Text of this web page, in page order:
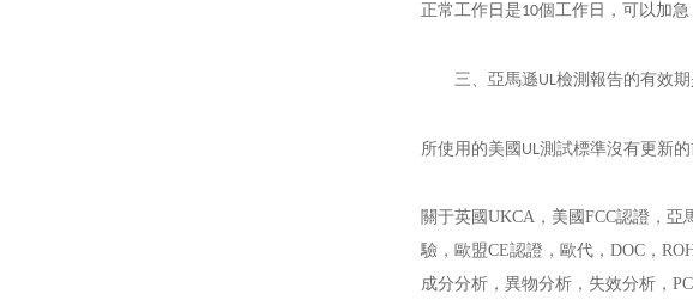
正常工作日是10個工作日，可以加
三、亞馬遜UL檢測報告的有效期
所使用的美國 UL測試標準沒有更新的
關于英國UKCA，美國FCC認證，
驗，歐盟CE認證，歐代，DOC，
成分分析，異物分析，失效分析，